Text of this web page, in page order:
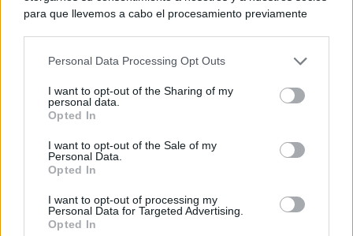
para que llevemos a cabo el procesamiento previamente
negar su consentimiento. Tenga en cuenta que algún
de su consentimiento, pero usted tiene el derecho de
rechazar tal procesamiento. Sus preferencias se aplicarán
cualquier momento entrando de nuevo en este sitio web o
visitando nuestra política de privacidad.
Personal Data Processing Opt Outs
I want to opt-out of the Sharing of my
personal data.
Opted In
I want to opt-out of the Sale of my
Personal Data.
Opted In
I want to opt-out of processing my
Personal Data for Targeted Advertising.
Opted In